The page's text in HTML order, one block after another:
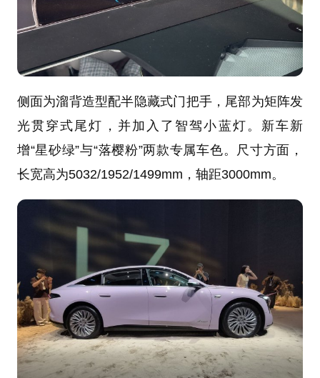
侧面为溜背造型配半隐藏式门把手，尾部为矩阵发
光贯穿式尾灯，并加入了智驾小蓝灯。新车新
增“星砂绿”与“落樱粉”两款专属车色。尺寸方面，
长宽高为5032/1952/1499mm，轴距3000mm。